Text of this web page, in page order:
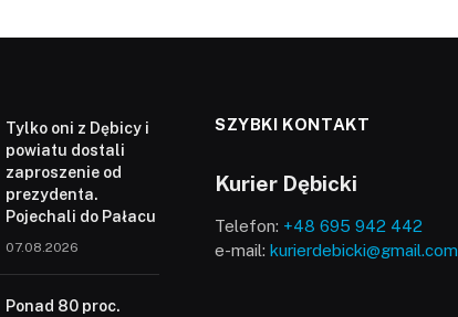
Tylko oni z Dębicy i
powiatu dostali
zaproszenie od
prezydenta.
Pojechali do Pałacu
07.08.2026
Ponad 80 proc.
SZYBKI KONTAKT
Kurier Dębicki
Telefon: +48 695 942 442
e-mail: kurierdebicki@gmail.com